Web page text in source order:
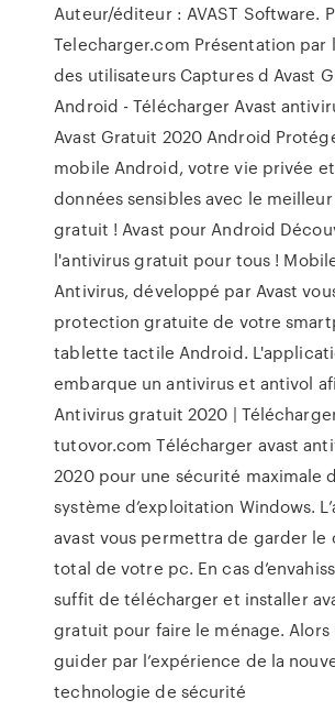
Auteur/éditeur : AVAST Software.
Telecharger.com Présentation par
des utilisateurs Captures d Avast
Android - Télécharger Avast
Avast Gratuit 2020 Android
mobile Android, votre vie privée
données sensibles avec le
gratuit ! Avast pour Android
l'antivirus gratuit pour tous !
Antivirus, développé par Avast
protection gratuite de votre
tablette tactile Android.
embarque un antivirus et antivol
Antivirus gratuit 2020 |
tutovor.com Télécharger avast
2020 pour une sécurité maximale
système d’exploitation Windows.
avast vous permettra de garder le
total de votre pc. En cas
suffit de télécharger et installer
gratuit pour faire le ménage. Alors
guider par l’expérience de la
technologie de sécurité